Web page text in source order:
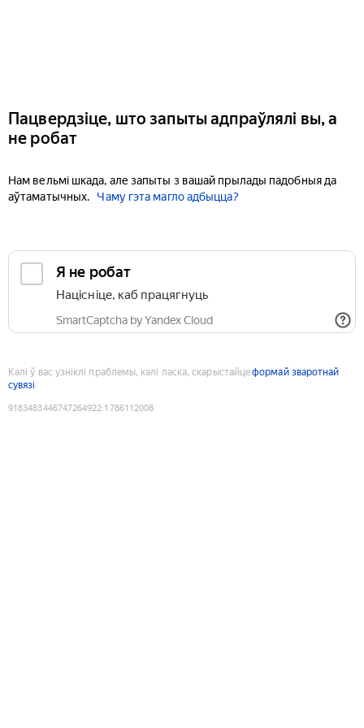
Пацвердзіце, што запыты адпраўлялі вы, а
не робат
Нам вельмі шкада, але запыты з вашай прылады падобныя да
аўтаматычных.
Чаму гэта магло адбыцца?
Я не робат
Націсніце, каб працягнуць
SmartCaptcha by Yandex Cloud
Калі ў вас узніклі праблемы, калі ласка, скарыстайцеформай зваротнай
сувязі
9183483446747264922:1786112008